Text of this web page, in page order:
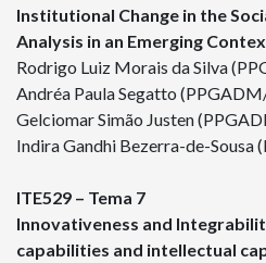
Institutional Change in the
Analysis in an Emerging
Rodrigo Luiz Morais da Silva
Andréa Paula Segatto
Gelciomar Simão Justen
Indira Gandhi Bezerra-de-Sousa
ITE529 – Tema 7
Innovativeness and
capabilities and intellectual